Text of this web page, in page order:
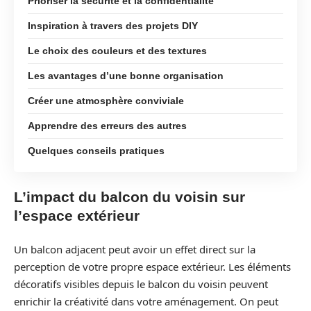
Inspiration à travers des projets DIY
Le choix des couleurs et des textures
Les avantages d’une bonne organisation
Créer une atmosphère conviviale
Apprendre des erreurs des autres
Quelques conseils pratiques
L’impact du balcon du voisin sur
l’espace extérieur
Un balcon adjacent peut avoir un effet direct sur la
perception de votre propre espace extérieur. Les éléments
décoratifs visibles depuis le balcon du voisin peuvent
enrichir la créativité dans votre aménagement. On peut